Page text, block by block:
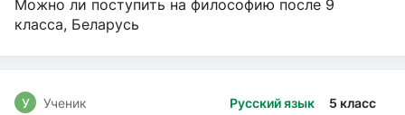
Можно ли поступить на философию после 9
класса, Беларусь
Русский язык 5 класс
У Ученик